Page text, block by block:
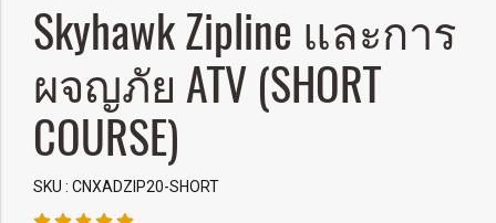
Skyhawk Zipline และการ
ผจญภัย ATV (SHORT
COURSE)
SKU : CNXADZIP20-SHORT